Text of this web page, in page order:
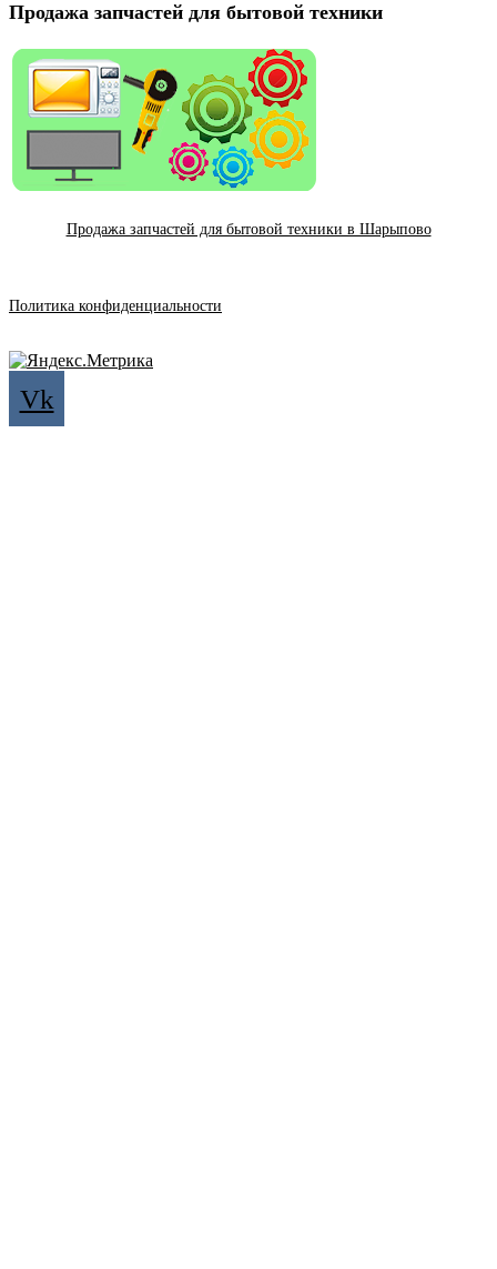
Продажа запчастей для бытовой техники
Продажа запчастей для бытовой техники в Шарыпово
Политика конфиденциальности
Vk